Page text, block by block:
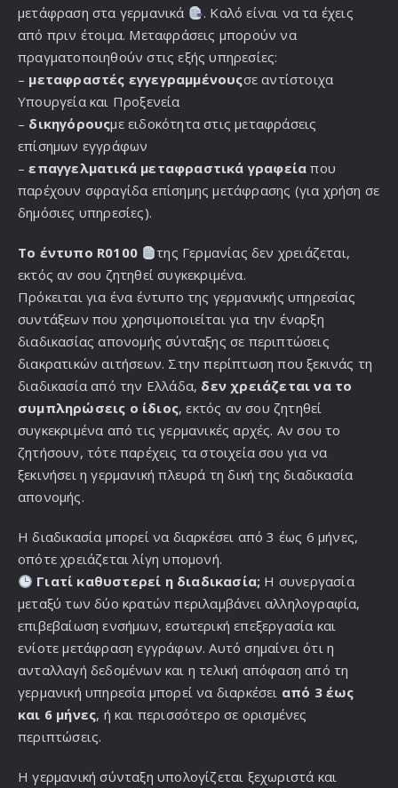
μετάφραση στα γερμανικά
. Καλό είναι να τα έχεις
από πριν έτοιμα. Μεταφράσεις μπορούν να
πραγματοποιηθούν στις εξής υπηρεσίες:
– μεταφραστές εγγεγραμμένουςσε αντίστοιχα
Υπουργεία και Προξενεία
– δικηγόρουςμε ειδοκότητα στις μεταφράσεις
επίσημων εγγράφων
–επαγγελματικά μεταφραστικά γραφεία που
παρέχουν σφραγίδα επίσημης μετάφρασης (για χρήση σε
δημόσιες υπηρεσίες).
Το έντυπο R0100
της Γερμανίας δεν χρειάζεται,
εκτός αν σου ζητηθεί συγκεκριμένα.
Πρόκειται για ένα έντυπο της γερμανικής υπηρεσίας
συντάξεων που χρησιμοποιείται για την έναρξη
διαδικασίας απονομής σύνταξης σε περιπτώσεις
διακρατικών αιτήσεων. Στην περίπτωση που ξεκινάς τη
διαδικασία από την Ελλάδα, δεν χρειάζεται να το
συμπληρώσεις ο ίδιος, εκτός αν σου ζητηθεί
συγκεκριμένα από τις γερμανικές αρχές. Αν σου το
ζητήσουν, τότε παρέχεις τα στοιχεία σου για να
ξεκινήσει η γερμανική πλευρά τη δική της διαδικασία
απονομής.
Η διαδικασία μπορεί να διαρκέσει από 3 έως 6 μήνες,
οπότε χρειάζεται λίγη υπομονή.
Γιατί καθυστερεί η διαδικασία; Η συνεργασία
μεταξύ των δύο κρατών περιλαμβάνει αλληλογραφία,
επιβεβαίωση ενσήμων, εσωτερική επεξεργασία και
ενίοτε μετάφραση εγγράφων. Αυτό σημαίνει ότι η
ανταλλαγή δεδομένων και η τελική απόφαση από τη
γερμανική υπηρεσία μπορεί να διαρκέσει από 3 έως
και 6 μήνες, ή και περισσότερο σε ορισμένες
περιπτώσεις.
Η γερμανική σύνταξη υπολογίζεται ξεχωριστά και